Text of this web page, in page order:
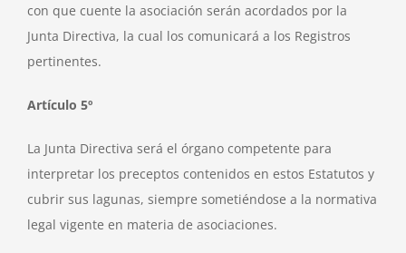
con que cuente la asociación serán acordados por la
Junta Directiva, la cual los comunicará a los Registros
pertinentes.
Artículo 5º
La Junta Directiva será el órgano competente para
interpretar los preceptos contenidos en estos Estatutos y
cubrir sus lagunas, siempre sometiéndose a la normativa
legal vigente en materia de asociaciones.